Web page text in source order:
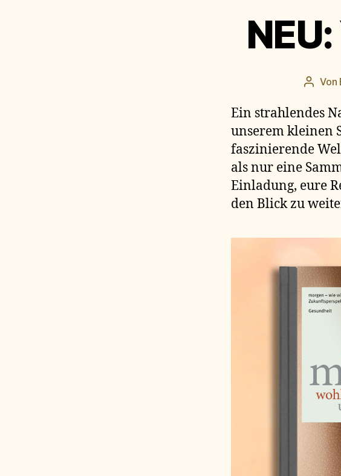
Von
Ein strahlendes
unserem kleinen
faszinierende
als nur eine
Einladung, eure
den Blick zu